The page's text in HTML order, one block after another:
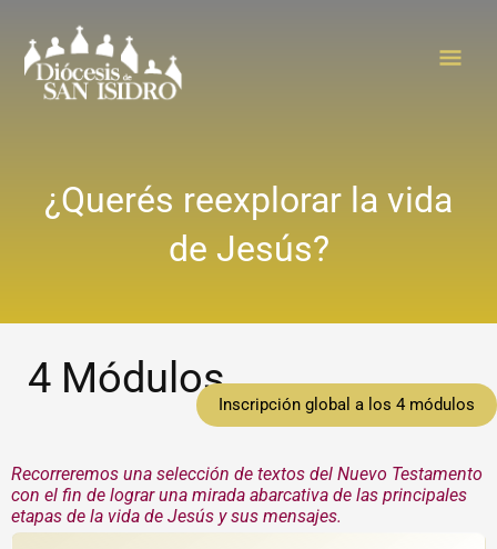
contenido
¿Querés reexplorar la vida
de Jesús?
4 Módulos
Inscripción global a los 4 módulos
Recorreremos una selección de textos del Nuevo Testamento
con el fin de lograr una mirada abarcativa de las principales
etapas de la vida de Jesús y sus mensajes.